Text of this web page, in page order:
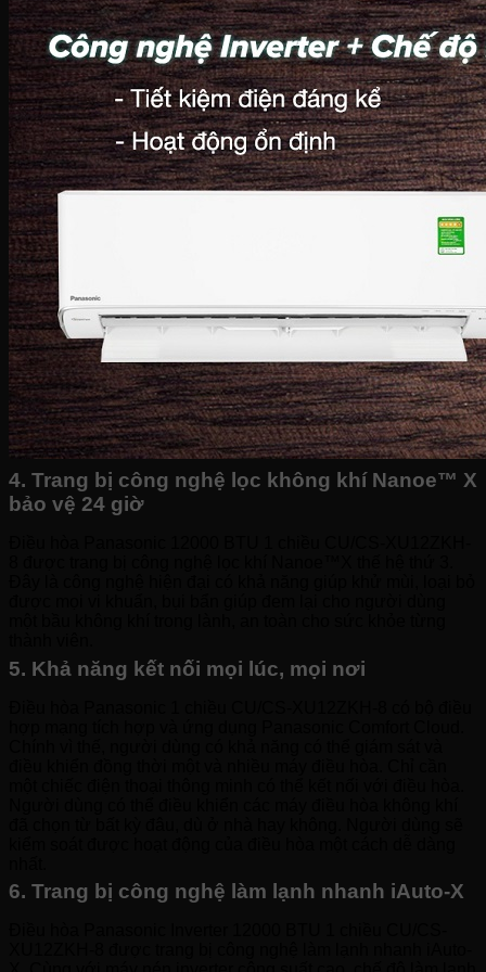
Sinh tố-Ép-Trộn
Máy xay sinh tố
Máy ép hoa quả
Máy làm sữa đậu nành
Máy làm sữa chua
Máy pha cafe
Máy vắt cam
4. Trang bị công nghệ lọc không khí Nanoe™ X
bảo vệ 24 giờ
5. Khả năng kết nối mọi lúc, mọi nơi
6. Trang bị công nghệ làm lạnh nhanh iAuto-X